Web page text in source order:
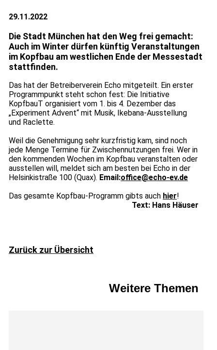
29.11.2022
Die Stadt München hat den Weg frei gemacht:
Auch im Winter dürfen künftig Veranstaltungen
im Kopfbau am westlichen Ende der Messestadt
stattfinden.
Das hat der Betreiberverein Echo mitgeteilt. Ein erster
Programmpunkt steht schon fest: Die Initiative
KopfbauT organisiert vom 1. bis 4. Dezember das
„Experiment Advent“ mit Musik, Ikebana-Ausstellung
und Raclette.
Weil die Genehmigung sehr kurzfristig kam, sind noch
jede Menge Termine für Zwischennutzungen frei. Wer in
den kommenden Wochen im Kopfbau veranstalten oder
ausstellen will, meldet sich am besten bei Echo in der
Helsinkistraße 100 (Quax). Email:office@echo-ev.de
Das gesamte Kopfbau-Programm gibts auch hier!
Text: Hans Häuser
Zurück zur Übersicht
Weitere Themen